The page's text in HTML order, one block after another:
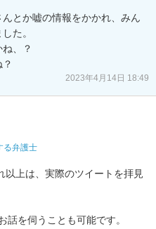
とか嘘の情報をかかれ、みん
た。
、？
2023年4月14日 18:49
る弁護士
以上は、実際のツイートを拝見
話を伺うことも可能です。